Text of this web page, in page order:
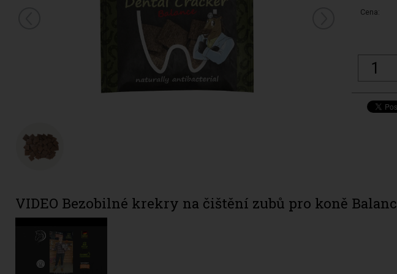
Cena:
VIDEO Bezobilné krekry na čištění zubů pro koně